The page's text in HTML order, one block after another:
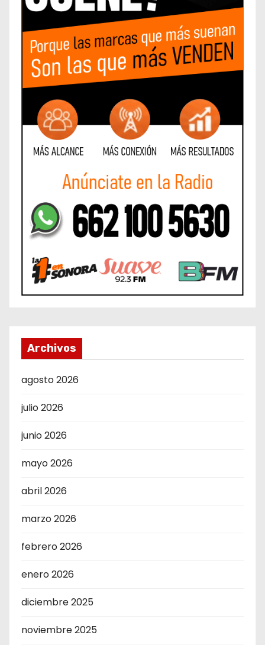
Archivos
agosto 2026
julio 2026
junio 2026
mayo 2026
abril 2026
marzo 2026
febrero 2026
enero 2026
diciembre 2025
noviembre 2025